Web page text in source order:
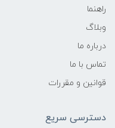
راهنما
وبلاگ
درباره ما
تماس با ما
قوانین و مقررات
دسترسی سریع